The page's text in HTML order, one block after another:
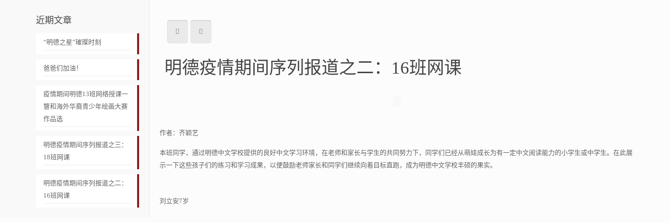
明德疫情期间序列报道之二：16班网课
作者：齐颖艺
本班同学，通过明德中文学校提供的良好中文学习环境，在老师和家长与学生的共同努力下，同学们已经从萌娃成长为有一定中文阅读能力的小学生或中学生。在此展
示一下这些孩子们的练习和学习成果，以便鼓励老师家长和同学们继续向着目标直跑，成为明德中文学校丰硕的果实。
刘立安7岁
近期文章
“明德之星”璀璨时刻
爸爸们加油！
疫情期间明德13班网络授课一
瞥和海外华裔青少年绘画大赛
作品选
明德疫情期间序列报道之三：
18班网课
明德疫情期间序列报道之二：
16班网课